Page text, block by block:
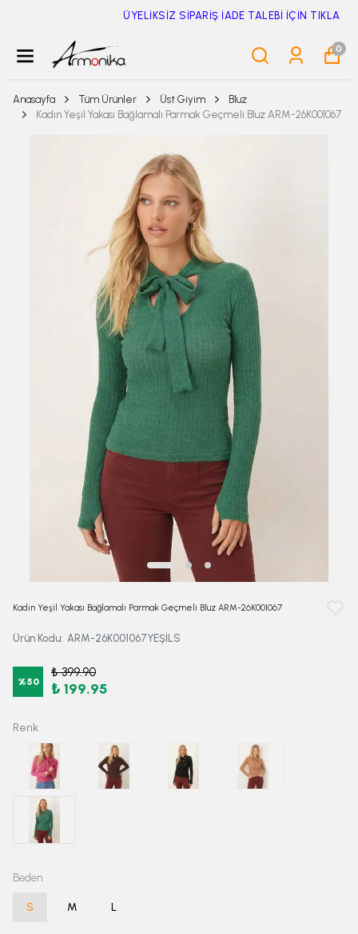
ÜYELİKSİZ SİPARİŞ İADE TALEBİ İÇİN TIKLA
0
Anasayfa Tüm Ürünler Üst Giyim
Bluz
Kadın Yeşil Yakası Bağlamalı Parmak Geçmeli Bluz ARM-26K001067
Kadın Yeşil Yakası Bağlamalı Parmak Geçmeli Bluz ARM-26K001067
Ürün Kodu: ARM-26K001067YEŞİLS
%50
₺ 399.90
₺ 199.95
Renk
Beden
S M L